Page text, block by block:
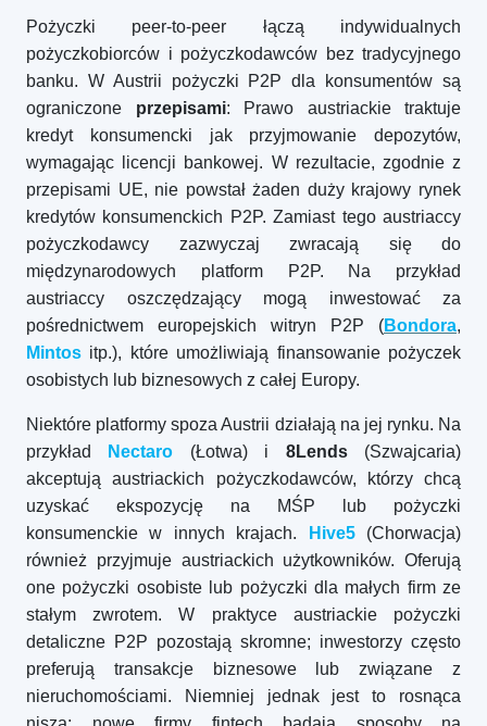
Pożyczki peer-to-peer łączą indywidualnych
pożyczkobiorców i pożyczkodawców bez tradycyjnego
banku. W Austrii pożyczki P2P dla konsumentów są
ograniczone przepisami: Prawo austriackie traktuje
kredyt konsumencki jak przyjmowanie depozytów,
wymagając licencji bankowej. W rezultacie, zgodnie z
przepisami UE, nie powstał żaden duży krajowy rynek
kredytów konsumenckich P2P. Zamiast tego austriaccy
pożyczkodawcy zazwyczaj zwracają się do
międzynarodowych platform P2P. Na przykład
austriaccy oszczędzający mogą inwestować za
pośrednictwem europejskich witryn P2P (Bondora,
Mintos itp.), które umożliwiają finansowanie pożyczek
osobistych lub biznesowych z całej Europy.
Niektóre platformy spoza Austrii działają na jej rynku. Na
przykład
Nectaro (Łotwa) i 8Lends(Szwajcaria)
akceptują austriackich pożyczkodawców, którzy chcą
uzyskać ekspozycję na MŚP lub pożyczki
konsumenckie w innych krajach.
Hive5(Chorwacja)
również przyjmuje austriackich użytkowników. Oferują
one pożyczki osobiste lub pożyczki dla małych firm ze
stałym zwrotem. W praktyce austriackie pożyczki
detaliczne P2P pozostają skromne; inwestorzy często
preferują transakcje biznesowe lub związane z
nieruchomościami. Niemniej jednak jest to rosnąca